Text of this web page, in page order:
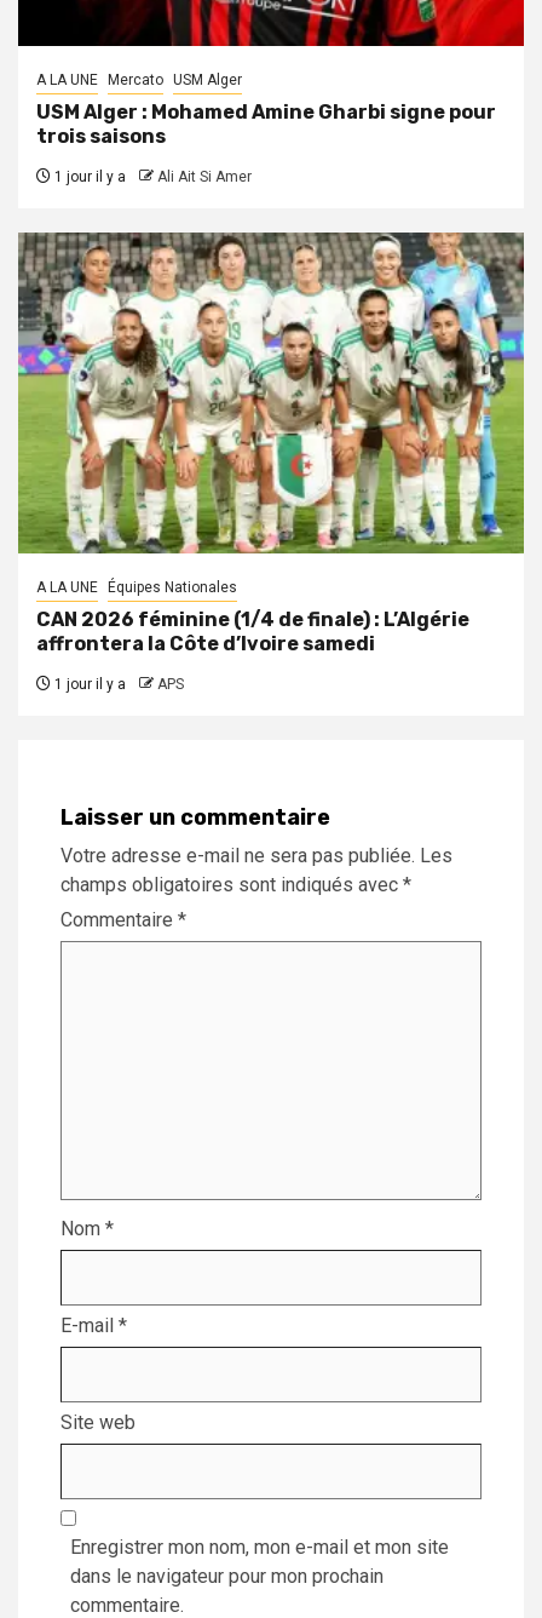
A LA UNE Mercato USM Alger
USM Alger : Mohamed Amine Gharbi signe pour
trois saisons
1 jour il y a Ali Ait Si Amer
A LA UNE Équipes Nationales
CAN 2026 féminine (1/4 de finale) : L’Algérie
affrontera la Côte d’Ivoire samedi
1 jour il y a APS
Laisser un commentaire
Votre adresse e-mail ne sera pas publiée. Les
champs obligatoires sont indiqués avec *
Commentaire *
Nom *
E-mail *
Site web
Enregistrer mon nom, mon e-mail et mon site
dans le navigateur pour mon prochain
commentaire.